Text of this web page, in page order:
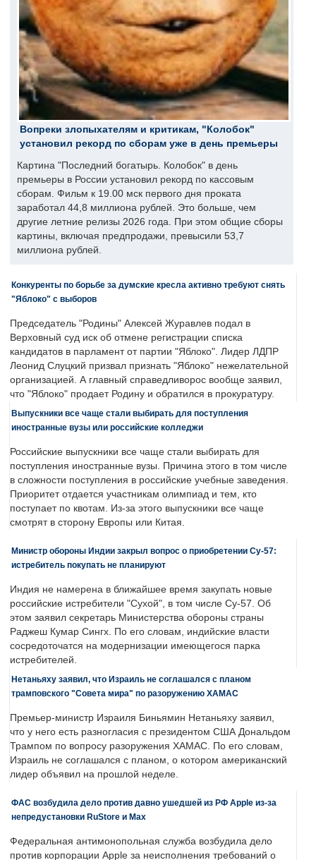
Вопреки злопыхателям и критикам, "Колобок"
установил рекорд по сборам уже в день премьеры
Картина "Последний богатырь. Колобок" в день
премьеры в России установил рекорд по кассовым
сборам. Фильм к 19.00 мск первого дня проката
заработал 44,8 миллиона рублей. Это больше, чем
другие летние релизы 2026 года. При этом общие сборы
картины, включая предпродажи, превысили 53,7
миллиона рублей.
Конкуренты по борьбе за думские кресла активно требуют снять
"Яблоко" с выборов
Председатель "Родины" Алексей Журавлев подал в
Верховный суд иск об отмене регистрации списка
кандидатов в парламент от партии "Яблоко". Лидер ЛДПР
Леонид Слуцкий призвал признать "Яблоко" нежелательной
организацией. А главный справедливорос вообще заявил,
что "Яблоко" продает Родину и обратился в прокуратуру.
Выпускники все чаще стали выбирать для поступления
иностранные вузы или российские колледжи
Российские выпускники все чаще стали выбирать для
поступления иностранные вузы. Причина этого в том числе
в сложности поступления в российские учебные заведения.
Приоритет отдается участникам олимпиад и тем, кто
поступает по квотам. Из-за этого выпускники все чаще
смотрят в сторону Европы или Китая.
Министр обороны Индии закрыл вопрос о приобретении Су-57:
истребитель покупать не планируют
Индия не намерена в ближайшее время закупать новые
российские истребители "Сухой", в том числе Су-57. Об
этом заявил секретарь Министерства обороны страны
Раджеш Кумар Сингх. По его словам, индийские власти
сосредоточатся на модернизации имеющегося парка
истребителей.
Нетаньяху заявил, что Израиль не соглашался с планом
трамповского "Совета мира" по разоружению ХАМАС
Премьер-министр Израиля Биньямин Нетаньяху заявил,
что у него есть разногласия с президентом США Дональдом
Трампом по вопросу разоружения ХАМАС. По его словам,
Израиль не соглашался с планом, о котором американский
лидер объявил на прошлой неделе.
ФАС возбудила дело против давно ушедшей из РФ Apple из-за
непредустановки RuStore и Max
Федеральная антимонопольная служба возбудила дело
против корпорации Apple за неисполнения требований о